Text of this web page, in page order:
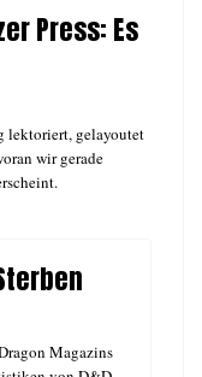
Press: Es
lektoriert, gelayoutet
wir gerade
Magazins